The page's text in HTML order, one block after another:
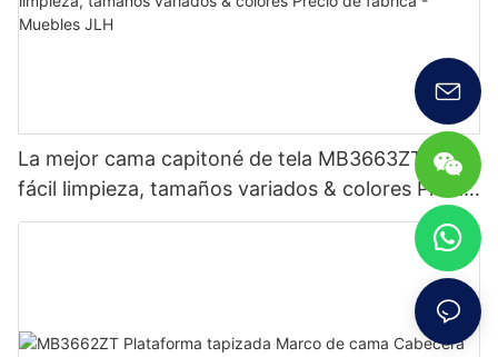
La mejor cama capitoné de tela MB3663ZT de
fácil limpieza, tamaños variados & colores Precio
de fábrica - Muebles JLH